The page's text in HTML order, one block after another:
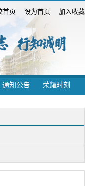
首页 设为首页 加入收藏
通知公告 荣耀时刻